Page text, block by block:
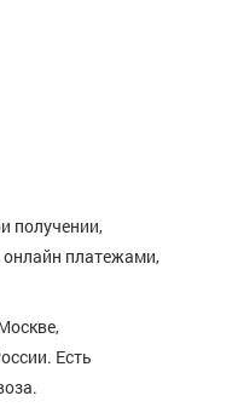
получении,
платежами,
Есть